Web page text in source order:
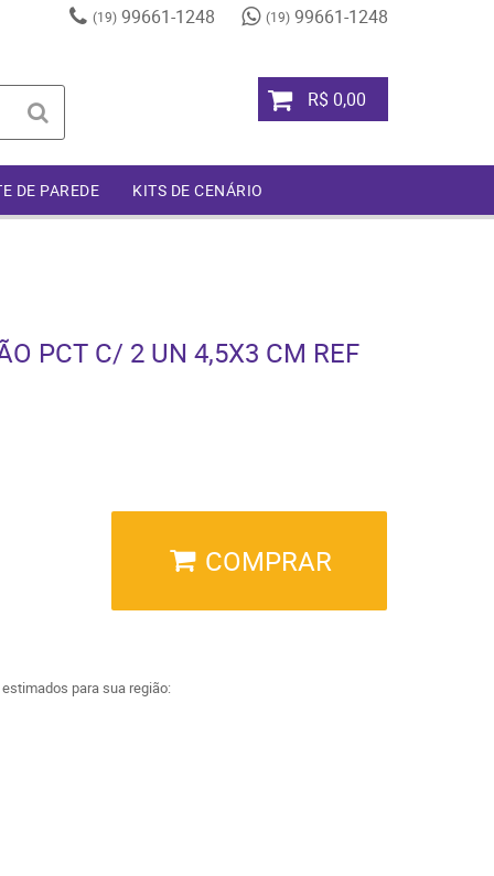
(19)99661-1248 (19)99661-1248
R$ 0,00
DE PAREDE KITS DE CENÁRIO
PCT C/ 2 UN 4,5X3 CM REF
COMPRAR
para sua região: